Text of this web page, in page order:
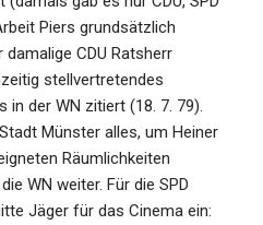
Piers grundsätzlich
damalige CDU Ratsherr
stellvertretendes
in der WN zitiert (18. 7. 79).
Münster alles, um Heiner
Räumlichkeiten
WN weiter. Für die SPD
Jäger für das Cinema ein: